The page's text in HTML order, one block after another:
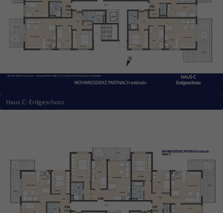
Haus C: Erdgeschoss